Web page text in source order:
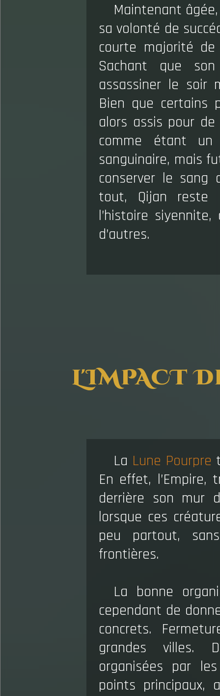
Maintenant
sa volonté de
courte majorité de
Sachant que
assassiner le soir
Bien que certains
alors assis pour
comme étant un
sanguinaire, mais
conserver le
tout, Qijan reste
l’histoire
d’autres.
L'IMPACT
La Lune Pourpre
En effet,
derrière son mur
lorsque ces
peu partout,
frontières.
La bonne
cependant de
concrets.
grandes villes.
organisées par
points principaux,